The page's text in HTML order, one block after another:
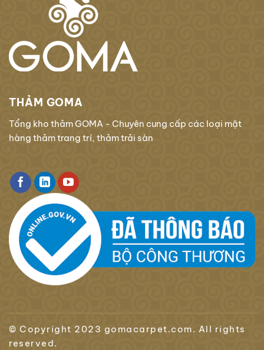
THẢM GOMA
Tổng kho thảm GOMA - Chuyên cung cấp các loại mặt
hàng thảm trang trí, thảm trải sàn
© Copyright 2023 gomacarpet.com. All rights
reserved.